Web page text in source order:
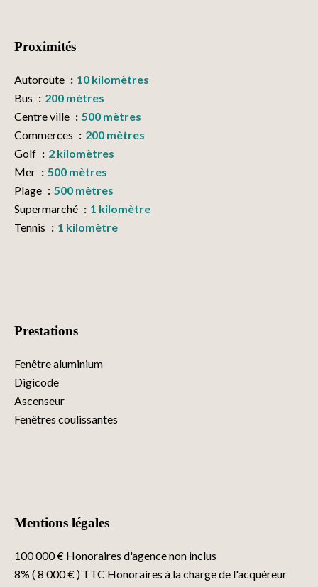
Proximités
Autoroute
10 kilomètres
Bus
200 mètres
Centre ville
500 mètres
Commerces
200 mètres
Golf
2 kilomètres
Mer
500 mètres
Plage
500 mètres
Supermarché
1 kilomètre
Tennis
1 kilomètre
Prestations
Fenêtre aluminium
Digicode
Ascenseur
Fenêtres coulissantes
Mentions légales
100 000 € Honoraires d'agence non inclus
8% ( 8 000 € ) TTC Honoraires à la charge de l'acquéreur